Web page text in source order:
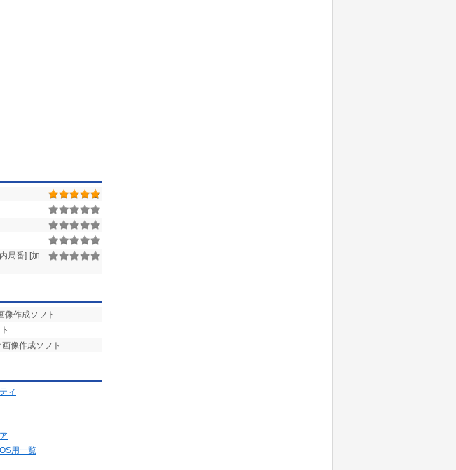
局番]-[加
像作成ソフト
像作成ソフト
ィ
用一覧